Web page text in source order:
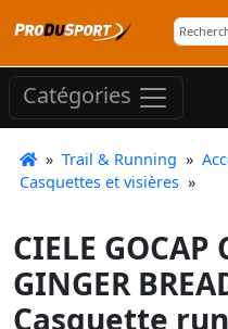
Catégories
» Trail & Running »
Casquettes et visières »
CIELE GOCAP
GINGER
Casquette